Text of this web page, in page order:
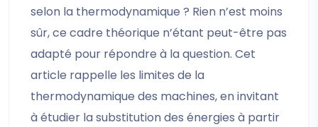
selon la thermodynamique ? Rien n’est moins
sûr, ce cadre théorique n’étant peut-être pas
adapté pour répondre à la question. Cet
article rappelle les limites de la
thermodynamique des machines, en invitant
à étudier la substitution des énergies à partir